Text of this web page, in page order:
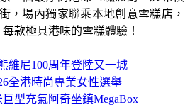
，場內獨家聯乘本地創意雪糕店，
款極具港味的雪糕體驗！